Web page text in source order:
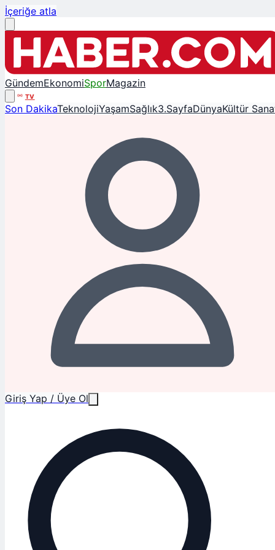
İçeriğe atla
GündemEkonomiSporMagazin
TV
Son DakikaTeknolojiYaşamSağlık3.SayfaDünyaKültür
Giriş Yap / Üye Ol